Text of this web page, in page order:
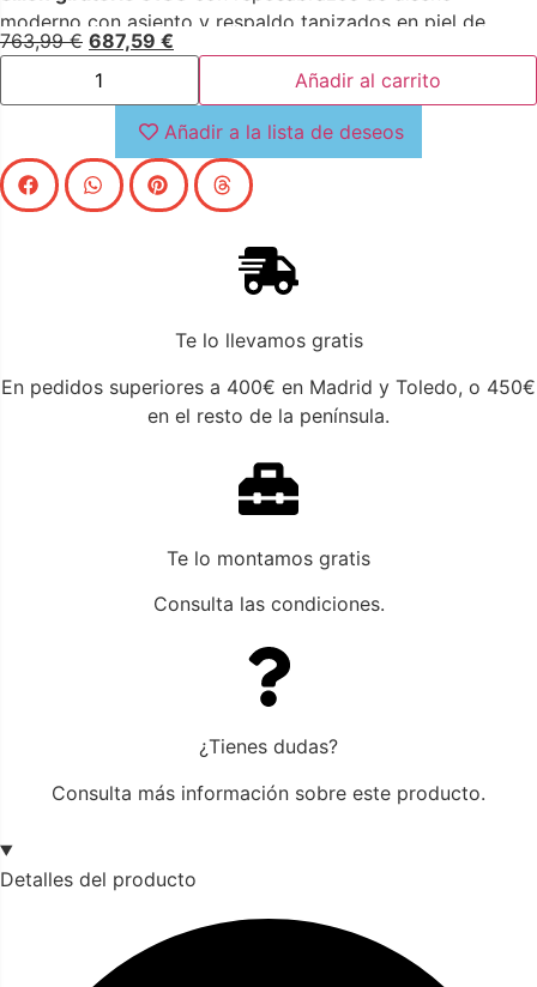
moderno con asiento y respaldo tapizados en piel de
origen vacuno color marrón. Tanto por su estilo, como por
sus patas de acero inoxidable pintado en epoxi negro,
este sillón giratorio es la combinación perfecta entre
diseño y confort.
763,99€ 687,59 €
Añadir al carrito
Añadir a la lista de deseos
Te lo llevamos gratis
En pedidos superiores a 400€ en Madrid y Toledo, o 450€
en el resto de la península.
Te lo montamos gratis
Consulta las condiciones.
¿Tienes dudas?
Consulta más información sobre este producto.
Detalles del producto